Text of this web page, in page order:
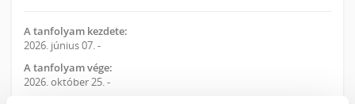
A tanfolyam kezdete:
2026. június 07. -
A tanfolyam vége:
2026. október 25. -